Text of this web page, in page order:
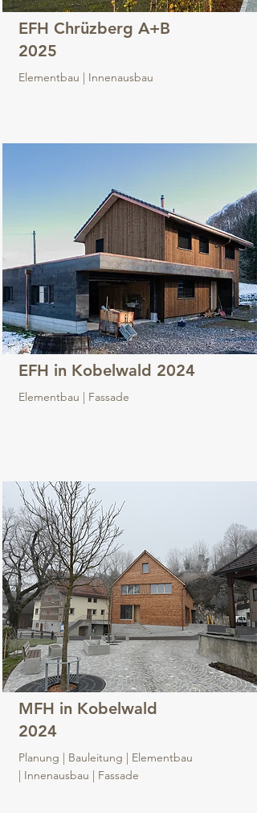
EFH Chrüzberg A+B
2025
Elementbau | Innenausbau
EFH in Kobelwald 2024
Elementbau | Fassade
MFH in Kobelwald
2024
Planung | Bauleitung | Elementbau
| Innenausbau | Fassade